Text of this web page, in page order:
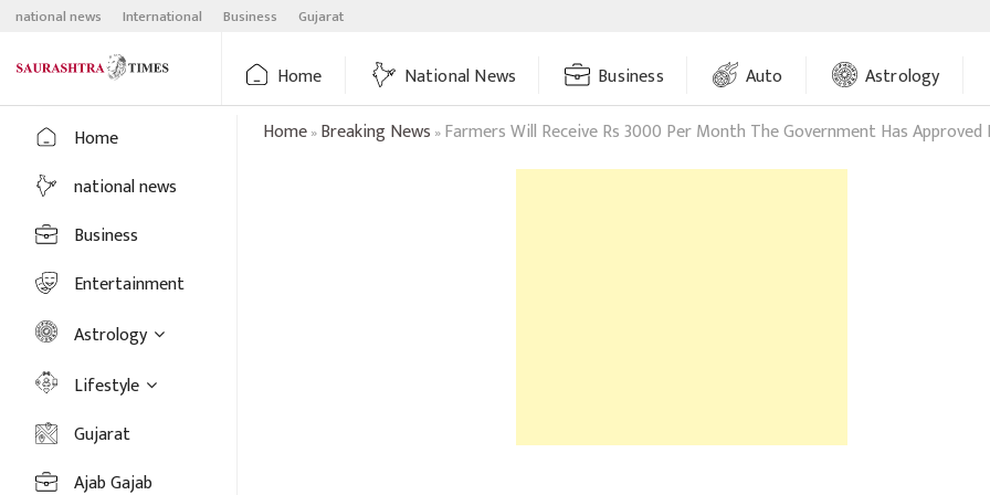
Skip
content
national news International Business Gujarat
Home National News Business Auto Astrology
Home
national news
Business
Entertainment
Astrology
Lifestyle
Gujarat
Ajab Gajab
Home»Breaking News »Farmers Will Receive Rs 3000 Per Month The Government Has Approved